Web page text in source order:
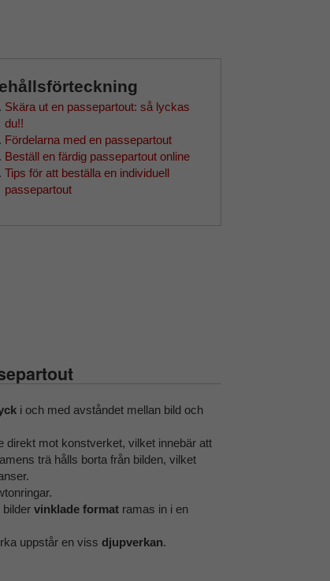
Skära ut en passepartout: så lyckas
du!!
Fördelarna med en passepartout
Beställ en färdig passepartout online
Tips för att beställa en individuell
passepartout
i och med avståndet mellan bild och
direkt mot konstverket, vilket innebär att
trä hålls borta från bilden, vilket
bildervinklade format ramas in i en
uppstår en vissdjupverkan.